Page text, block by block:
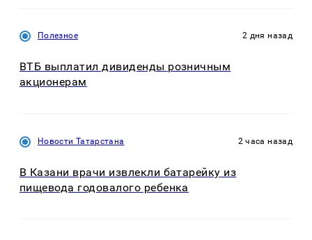
Полезное 2 дня назад
ВТБ выплатил дивиденды розничным
акционерам
Новости Татарстана 2 часа назад
В Казани врачи извлекли батарейку из
пищевода годовалого ребенка